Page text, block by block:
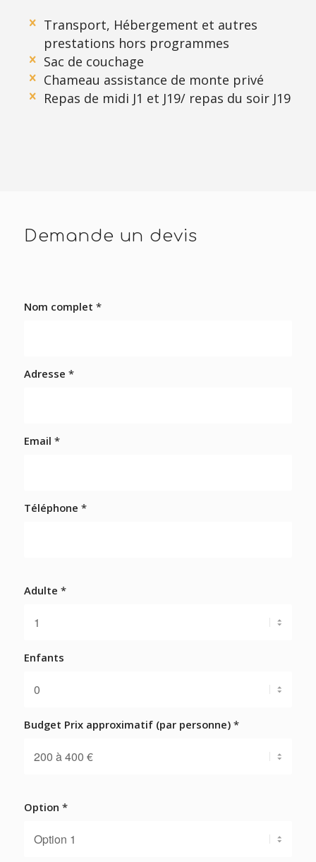
Transport, Hébergement et autres
prestations hors programmes
Sac de couchage
Chameau assistance de monte privé
Repas de midi J1 et J19/ repas du soir J19
Demande un devis
Nom complet *
Adresse *
Email *
Téléphone *
Adulte *
Enfants
Budget Prix approximatif (par personne) *
Option *